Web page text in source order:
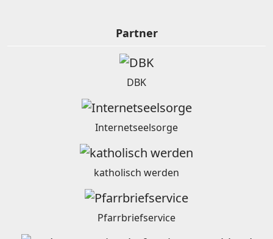
Partner
DBK
Internetseelsorge
katholisch werden
Pfarrbriefservice